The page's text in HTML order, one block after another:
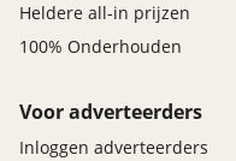
Heldere all-in prijzen
100% Onderhouden
Voor adverteerders
Inloggen adverteerders